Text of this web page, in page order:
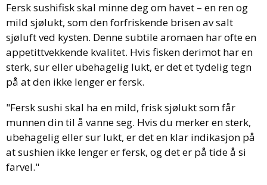
Fersk sushifisk skal minne deg om havet – en ren og
mild sjølukt, som den forfriskende brisen av salt
sjøluft ved kysten. Denne subtile aromaen har ofte en
appetittvekkende kvalitet. Hvis fisken derimot har en
sterk, sur eller ubehagelig lukt, er det et tydelig tegn
på at den ikke lenger er fersk.
"Fersk sushi skal ha en mild, frisk sjølukt som får
munnen din til å vanne seg. Hvis du merker en sterk,
ubehagelig eller sur lukt, er det en klar indikasjon på
at sushien ikke lenger er fersk, og det er på tide å si
farvel."